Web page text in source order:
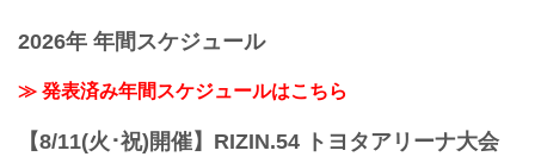
害が終息し...
ーツおよびエンターテインメントの新た
という貸付型のクラウドファンディング
ここで、登壇していた株式会社LENDEX
と、ソーシャルレンディングを生業とす
が、業務提携を結ぶこととなった。
≫ ソーシャルレンディングとは？株式会
社LENDEX公式サイト（外部サイト）
ソーシャルレンディングとは、昨今注目
2026年 年間スケジュール
≫ 発表済み年間スケジュールはこちら
【8/11(火･祝)開催】RIZIN.54 トヨタアリーナ大会